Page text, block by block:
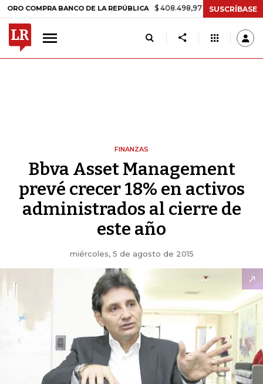
BANCO DE LA REPÚBLICA $ 408.498,97 +$ 8.753,81 +2,19%
SUSCRÍBASE
FINANZAS
Bbva Asset Management
prevé crecer 18% en activos
administrados al cierre de
este año
miércoles, 5 de agosto de 2015